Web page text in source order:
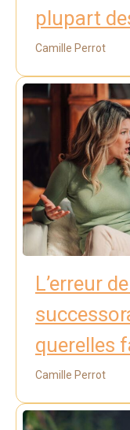
plupart
Camille Perrot
L’erreur
querelles
Camille Perrot